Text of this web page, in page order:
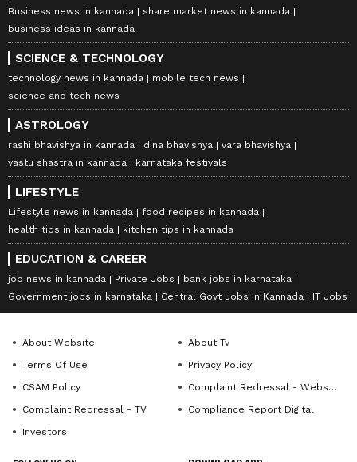
Business news in kannada
share market news in kannada
business ideas in kannada
SCIENCE & TECHNOLOGY
technology news in kannada
mobile tech news
science and tech news
ASTROLOGY
rashi bhavishya in kannada dina bhavishya
vara bhavishya
vastu shastra in kannada
karnataka festivals
LIFESTYLE
Lifestyle news in kannada
food recipes in kannada
health tips in kannada
kitchen tips in kannada
EDUCATION & CAREER
job news in kannada Private Jobs
bank jobs in karnataka
Government jobs in karnataka
Central Govt Jobs in Kannada IT Jobs
About Website
About Tv
Terms Of Use
Privacy Policy
CSAM Policy
Complaint Redressal - Website
Complaint Redressal - TV
Compliance Report Digital
Investors